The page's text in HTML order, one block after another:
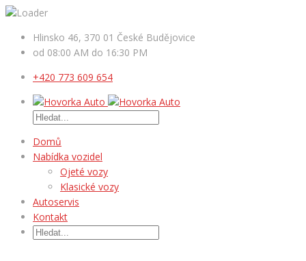
Hlinsko 46, 370 01 České Budějovice
od 08:00 AM do 16:30 PM
+420 773 609 654
Domů
Nabídka vozidel
Ojeté vozy
Klasické vozy
Autoservis
Kontakt